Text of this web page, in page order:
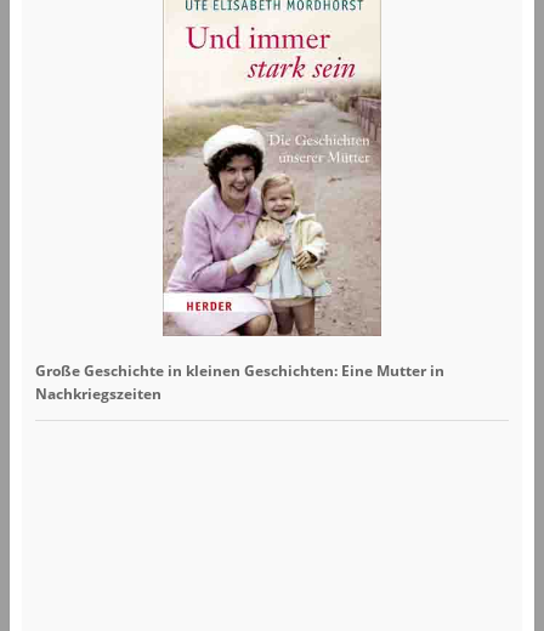
Große Geschichte in kleinen Geschichten: Eine Mutter in
Nachkriegszeiten